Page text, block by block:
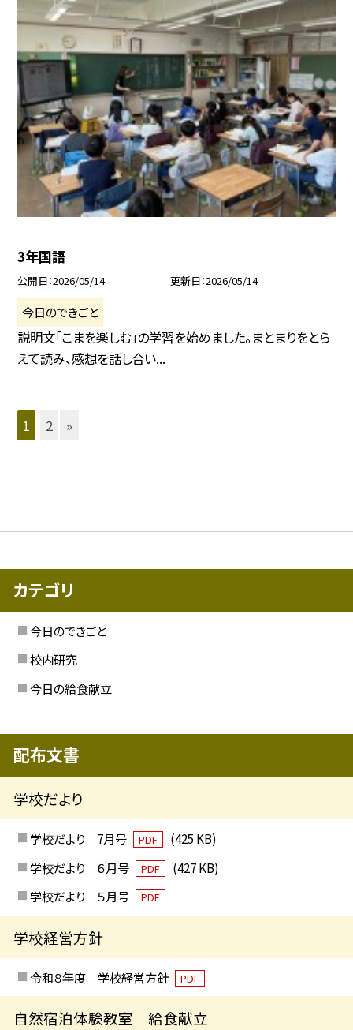
3年国語
公開日 2026/05/14 更新日 2026/05/14
今日のできごと
説明文「こまを楽しむ」の学習を始めました。まとまりをとら
えて読み、感想を話し合い...
1 2 »
カテゴリ
今日のできごと
校内研究
今日の給食献立
配布文書
学校だより
学校だより 7月号 PDF
(425 KB)
学校だより ６月号
PDF
(427 KB)
学校だより ５月号
PDF
学校経営方針
令和８年度 学校経営方針 PDF
自然宿泊体験教室 給食献立